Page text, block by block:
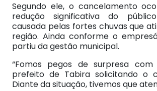
Segundo ele, o cancelamento
redução significativa do
causada pelas fortes chuvas que
região. Ainda conforme o
partiu da gestão municipal.
“Fomos pegos de surpresa
prefeito de Tabira solicitando o
Diante da situação, tivemos que